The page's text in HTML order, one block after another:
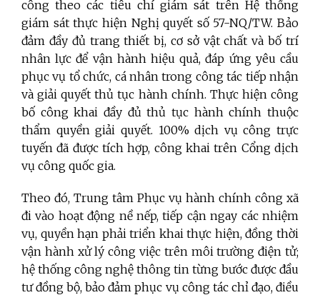
công theo các tiêu chí giám sát trên Hệ thống
giám sát thực hiện Nghị quyết số 57-NQ/TW. Bảo
đảm đầy đủ trang thiết bị, cơ sở vật chất và bố trí
nhân lực để vận hành hiệu quả, đáp ứng yêu cầu
phục vụ tổ chức, cá nhân trong công tác tiếp nhận
và giải quyết thủ tục hành chính. Thực hiện công
bố công khai đầy đủ thủ tục hành chính thuộc
thẩm quyền giải quyết. 100% dịch vụ công trực
tuyến đã được tích hợp, công khai trên Cổng dịch
vụ công quốc gia.
Theo đó, Trung tâm Phục vụ hành chính công xã
đi vào hoạt động nề nếp, tiếp cận ngay các nhiệm
vụ, quyền hạn phải triển khai thực hiện, đồng thời
vận hành xử lý công việc trên môi trường điện tử;
hệ thống công nghệ thông tin từng bước được đầu
tư đồng bộ, bảo đảm phục vụ công tác chỉ đạo, điều